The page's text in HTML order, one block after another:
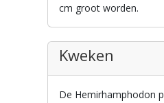
cm groot worden.
Kweken
De Hemirhamphodon